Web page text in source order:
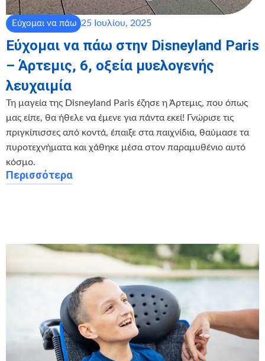
Εύχομαι να πάω 25 Ιουλίου, 2025
Εύχομαι να πάω στην Disneyland Paris
– Άρτεμις, 6, οξεία μυελογενής
λευχαιμία
Τη μαγεία της Disneyland Paris έζησε η Άρτεμις, που όπως
μας είπε, θα ήθελε να έμενε για πάντα εκεί! Γνώρισε τις
πριγκίπισσες από κοντά, έπαιξε στα παιχνίδια, θαύμασε τα
πυροτεχνήματα και χάθηκε μέσα στον παραμυθένιο αυτό
κόσμο.
Περισσότερα